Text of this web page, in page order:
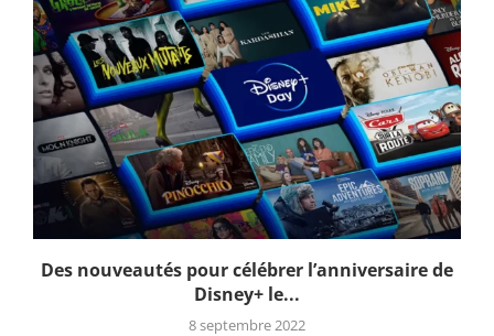
Des nouveautés pour célébrer l’anniversaire de
Disney+ le...
8 septembre 2022